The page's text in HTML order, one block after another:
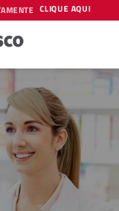
CLIQUE AQUI